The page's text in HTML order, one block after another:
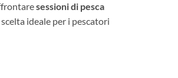
sessioni di pesca
ideale per i pescatori